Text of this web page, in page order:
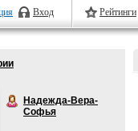
Вход Рейтинги
Надежда-Вера-
Софья